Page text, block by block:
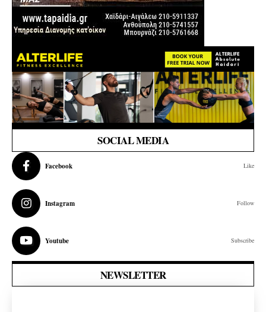
SOCIAL MEDIA
Facebook Like
Instagram Follow
Youtube Subscribe
NEWSLETTER